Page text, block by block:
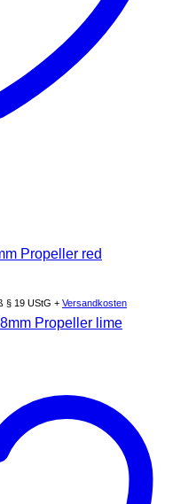
Propeller red
§ 19 UStG + Versandkosten